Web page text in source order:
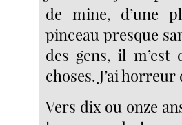
de mine, d’une
pinceau presque
des gens, il m’est
choses. J’ai
Vers dix ou onze